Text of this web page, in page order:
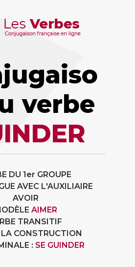
verbe
DU 1er GROUPE
AVEC L'AUXILIAIRE
AVOIR
AIMER
TRANSITIF
CONSTRUCTION
: SE GUINDER